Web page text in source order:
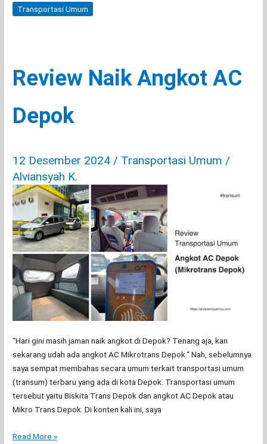
Akan
Transportasi Umum
Review Naik Angkot AC
Depok
12 Desember 2024 / Transportasi Umum /
Alviansyah K.
“Hari gini masih jaman naik angkot di Depok? Tenang aja, kan
sekarang udah ada angkot AC Mikrotrans Depok.“ Nah, sebelumnya
saya sempat membahas secara umum terkait transportasi umum
(transum) terbaru yang ada di kota Depok. Transportasi umum
tersebut yaitu Biskita Trans Depok dan angkot AC Depok atau
Mikro Trans Depok. Di konten kali ini, saya
Review
Read More »